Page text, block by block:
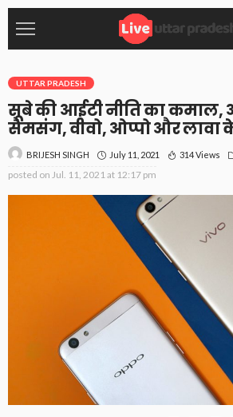
UTTAR PRADESH
सूबे की आईटी नीति का कमाल,
सैमसंग, वीवो, ओप्पो और लावा
BRIJESH SINGH July 11, 2021 314 Views
posted on Jul. 11, 2021 at 12:17 pm